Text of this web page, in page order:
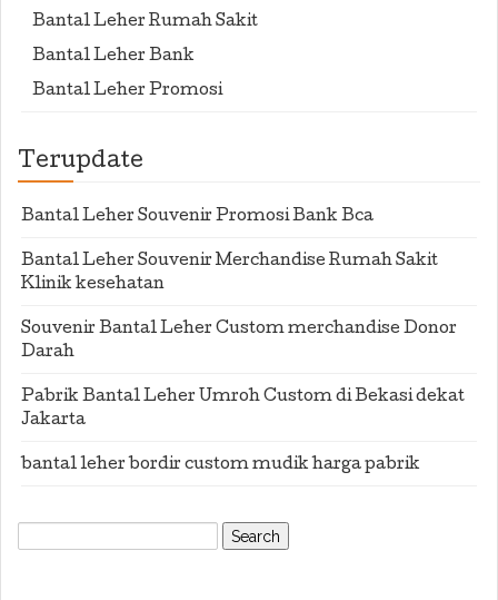
Bantal Leher Rumah Sakit
Bantal Leher Bank
Bantal Leher Promosi
Terupdate
Bantal Leher Souvenir Promosi Bank Bca
Bantal Leher Souvenir Merchandise Rumah Sakit
Klinik kesehatan
Souvenir Bantal Leher Custom merchandise Donor
Darah
Pabrik Bantal Leher Umroh Custom di Bekasi dekat
Jakarta
bantal leher bordir custom mudik harga pabrik
Search
for: